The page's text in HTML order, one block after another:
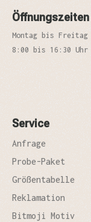
Öffnungszeiten
Montag bis Freitag
8:00 bis 16:30 Uhr
Service
Anfrage
Probe-Paket
Größentabelle
Reklamation
Bitmoji Motiv